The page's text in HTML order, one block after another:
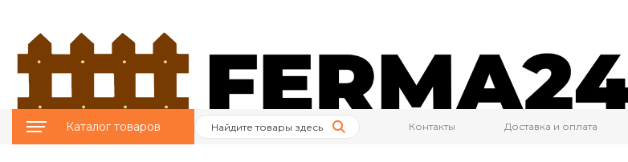
Каталог товаров Контакты Доставка и оплата